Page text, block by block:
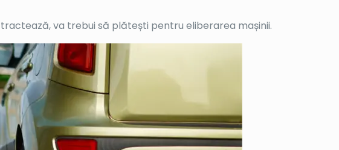
va trebui să plătești pentru eliberarea mașinii.